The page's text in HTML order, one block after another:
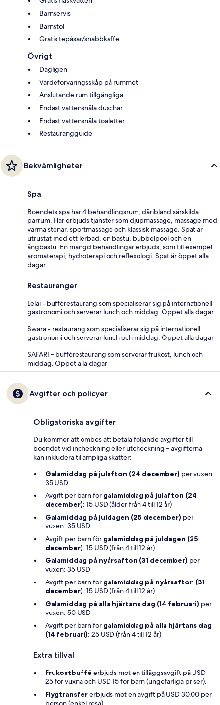
Barnservis
Barnstol
Gratis tepåsar/snabbkaffe
Övrigt
Dagligen
Värdeförvaringsskåp på rummet
Anslutande rum tillgängliga
Endast vattensnåla duschar
Endast vattensnåla toaletter
Restaurangguide
Bekvämligheter
Spa
Boendets spa har 4 behandlingsrum, däribland särskilda
parrum. Här erbjuds tjänster som djupmassage, massage med
varma stenar, sportmassage och klassisk massage. Spat är
utrustat med ett lerbad, en bastu, bubbelpool och en
ångbastu. En mängd behandlingar erbjuds, som till exempel
aromaterapi, hydroterapi och reflexologi. Spat är öppet alla
dagar.
Restauranger
Lelai - bufférestaurang som specialiserar sig på internationell
gastronomi och serverar lunch och middag. Öppet alla dagar
Swara - restaurang som specialiserar sig på internationell
gastronomi och serverar lunch och middag. Öppet alla dagar
SAFARI – bufférestaurang som serverar frukost, lunch och
middag. Öppet alla dagar
Avgifter och policyer
Obligatoriska avgifter
Du kommer att ombes att betala följande avgifter till
boendet vid incheckning eller utcheckning – avgifterna
kan inkludera tillämpliga skatter:
Galamiddag på julafton (24 december) per vuxen:
35 USD
Avgift per barn för galamiddag på julafton (24
december): 15 USD (ålder från 4 till 12 år)
Galamiddag på juldagen (25 december) per
vuxen: 35 USD
Avgift per barn för galamiddag på juldagen (25
december): 15 USD (från 4 till 12 år)
Galamiddag på nyårsafton (31 december) per
vuxen: 35 USD
Avgift per barn för galamiddag på nyårsafton (31
december): 15 USD (från 4 till 12 år)
Galamiddag på alla hjärtans dag (14 februari) per
vuxen: 50 USD
Avgift per barn för galamiddag på alla hjärtans dag
(14 februari): 25 USD (från 4 till 12 år)
Extra tillval
Frukostbuffé erbjuds mot en tilläggsavgift på USD
25 för vuxna och USD 15 för barn (ungefärliga priser).
Flygtransfererbjuds mot en avgift på USD 30.00 per
person (enkel resa).